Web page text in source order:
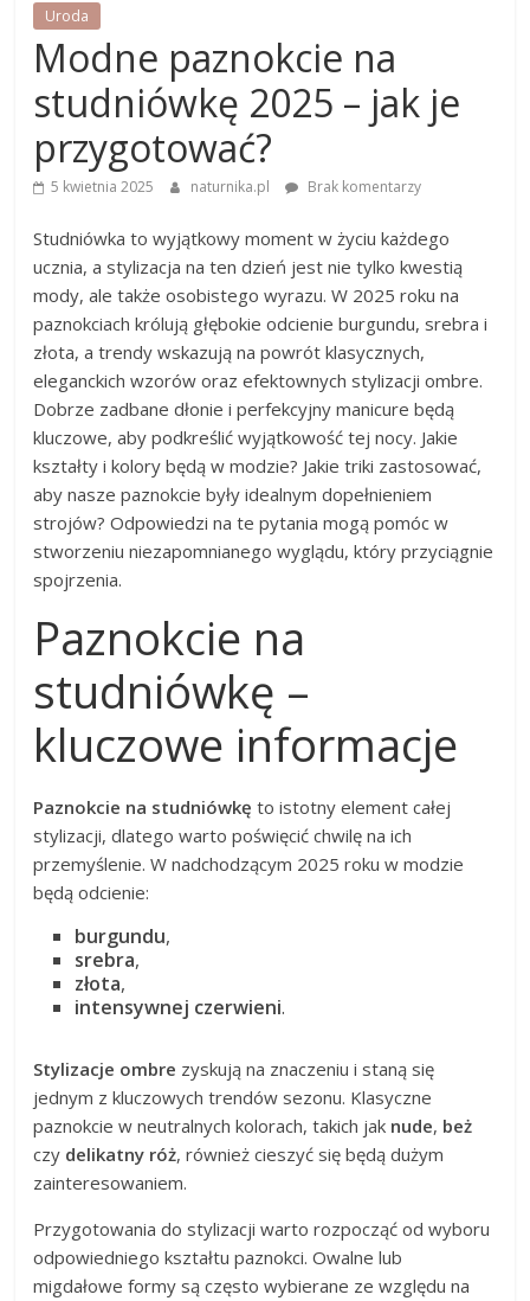
Uroda
Modne paznokcie na
studniówkę 2025 – jak je
przygotować?
5 kwietnia 2025 naturnika.pl Brak komentarzy
Studniówka to wyjątkowy moment w życiu każdego
ucznia, a stylizacja na ten dzień jest nie tylko kwestią
mody, ale także osobistego wyrazu. W 2025 roku na
paznokciach królują głębokie odcienie burgundu, srebra i
złota, a trendy wskazują na powrót klasycznych,
eleganckich wzorów oraz efektownych stylizacji ombre.
Dobrze zadbane dłonie i perfekcyjny manicure będą
kluczowe, aby podkreślić wyjątkowość tej nocy. Jakie
kształty i kolory będą w modzie? Jakie triki zastosować,
aby nasze paznokcie były idealnym dopełnieniem
strojów? Odpowiedzi na te pytania mogą pomóc w
stworzeniu niezapomnianego wyglądu, który przyciągnie
spojrzenia.
Paznokcie na
studniówkę –
kluczowe informacje
Paznokcie na studniówkę to istotny element całej
stylizacji, dlatego warto poświęcić chwilę na ich
przemyślenie. W nadchodzącym 2025 roku w modzie
będą odcienie:
burgundu,
srebra,
złota,
intensywnej czerwieni.
Stylizacje ombre zyskują na znaczeniu i staną się
jednym z kluczowych trendów sezonu. Klasyczne
paznokcie w neutralnych kolorach, takich jak nude, beż
czy delikatny róż, również cieszyć się będą dużym
zainteresowaniem.
Przygotowania do stylizacji warto rozpocząć od wyboru
odpowiedniego kształtu paznokci. Owalne lub
migdałowe formy są często wybierane ze względu na